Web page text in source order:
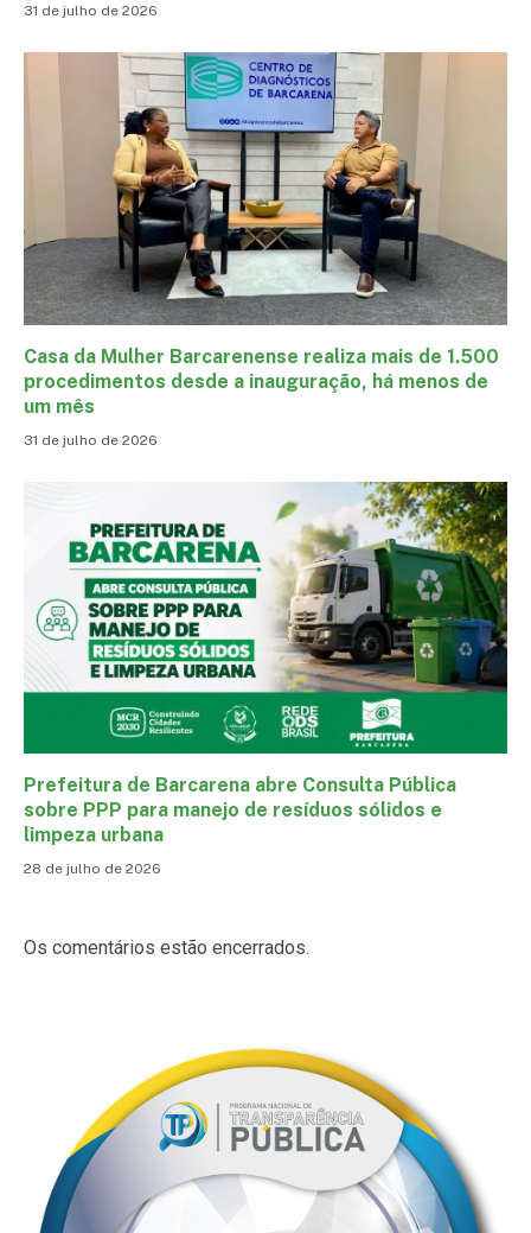
31 de julho de 2026
Casa da Mulher Barcarenense realiza mais de 1.500
procedimentos desde a inauguração, há menos de
um mês
31 de julho de 2026
Prefeitura de Barcarena abre Consulta Pública
sobre PPP para manejo de resíduos sólidos e
limpeza urbana
28 de julho de 2026
Os comentários estão encerrados.